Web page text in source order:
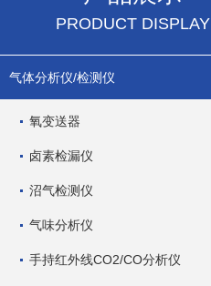
PRODUCT DISPLAY
气体分析仪/检测仪
氧变送器
卤素检漏仪
沼气检测仪
气味分析仪
手持红外线CO2/CO分析仪